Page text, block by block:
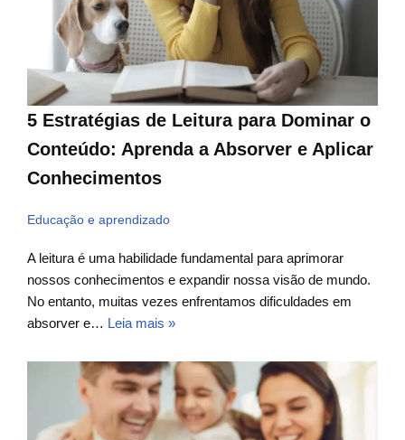
5 Estratégias de Leitura para Dominar o
Conteúdo: Aprenda a Absorver e Aplicar
Conhecimentos
Educação e aprendizado
A leitura é uma habilidade fundamental para aprimorar
nossos conhecimentos e expandir nossa visão de mundo.
No entanto, muitas vezes enfrentamos dificuldades em
absorver e… Leia mais »